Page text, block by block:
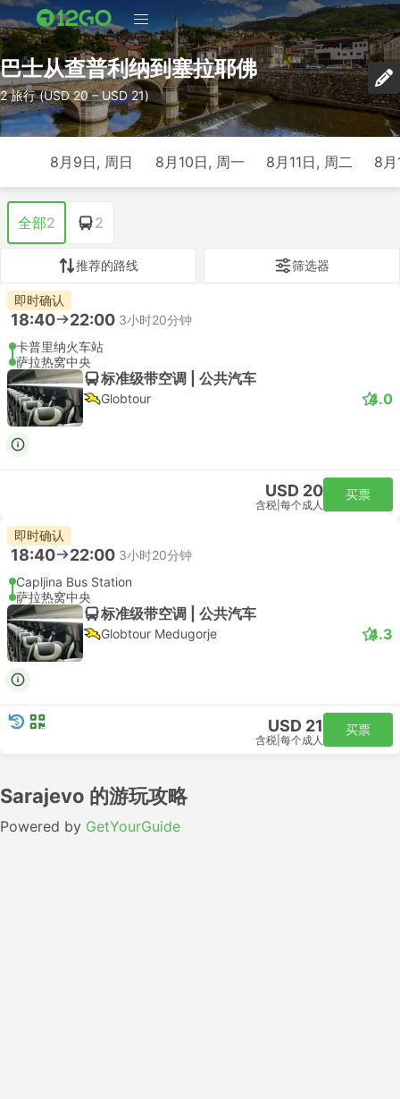
巴士从查普利纳到塞拉耶佛
2 旅行 (USD 20 – USD 21)
8月9日, 周日 8月10日, 周一 8月11日, 周二 8
全部2 2
推荐的路线 筛选器
即时确认
18:40 22:00 3小时20分钟
卡普里纳火车站
萨拉热窝中央
标准级带空调 | 公共汽车
Globtour 4.0
USD 20
含税 每个成人
买票
即时确认
18:40 22:00 3小时20分钟
Capljina Bus Station
萨拉热窝中央
标准级带空调 | 公共汽车
Globtour Medugorje 4.3
USD 21
含税 每个成人
买票
Sarajevo 的游玩攻略
Powered by GetYourGuide